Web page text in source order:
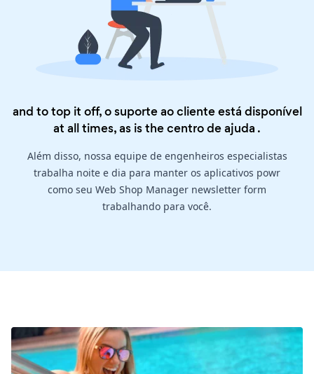
and to top it off, o suporte ao cliente está disponível
at all times, as is thecentro de ajuda .
Além disso, nossa equipe de engenheiros especialistas
trabalha noite e dia para manter os aplicativos powr
como seu Web Shop Manager newsletter form
trabalhando para você.